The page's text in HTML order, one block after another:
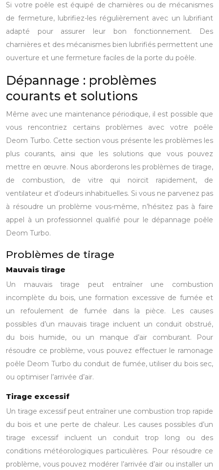
Si votre poêle est équipé de charnières ou de mécanismes
de fermeture, lubrifiez-les régulièrement avec un lubrifiant
adapté pour assurer leur bon fonctionnement. Des
charnières et des mécanismes bien lubrifiés permettent une
ouverture et une fermeture faciles de la porte du poêle.
Dépannage : problèmes
courants et solutions
Même avec une maintenance périodique, il est possible que
vous rencontriez certains problèmes avec votre poêle
Deom Turbo. Cette section vous présente les problèmes les
plus courants, ainsi que les solutions que vous pouvez
mettre en œuvre. Nous aborderons les problèmes de tirage,
de combustion, de vitre qui noircit rapidement, de
ventilateur et d’odeurs inhabituelles. Si vous ne parvenez pas
à résoudre un problème vous-même, n’hésitez pas à faire
appel à un professionnel qualifié pour le dépannage poêle
Deom Turbo.
Problèmes de tirage
Mauvais tirage
Un mauvais tirage peut entraîner une combustion
incomplète du bois, une formation excessive de fumée et
un refoulement de fumée dans la pièce. Les causes
possibles d’un mauvais tirage incluent un conduit obstrué,
du bois humide, ou un manque d’air comburant. Pour
résoudre ce problème, vous pouvez effectuer le ramonage
poêle Deom Turbo du conduit de fumée, utiliser du bois sec,
ou optimiser l’arrivée d’air.
Tirage excessif
Un tirage excessif peut entraîner une combustion trop rapide
du bois et une perte de chaleur. Les causes possibles d’un
tirage excessif incluent un conduit trop long ou des
conditions météorologiques particulières. Pour résoudre ce
problème, vous pouvez modérer l’arrivée d’air ou installer un